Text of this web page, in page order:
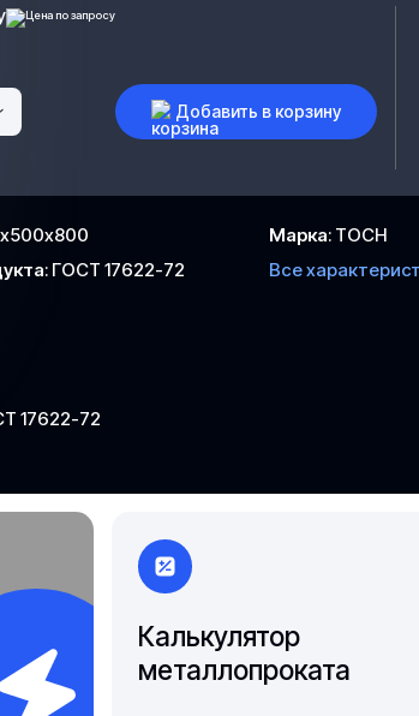
Чита
Якутск
Добавить в корзину
Марка: ТОСН
: ГОСТ 17622-72 Все
17622-72
Калькулятор
металлопроката